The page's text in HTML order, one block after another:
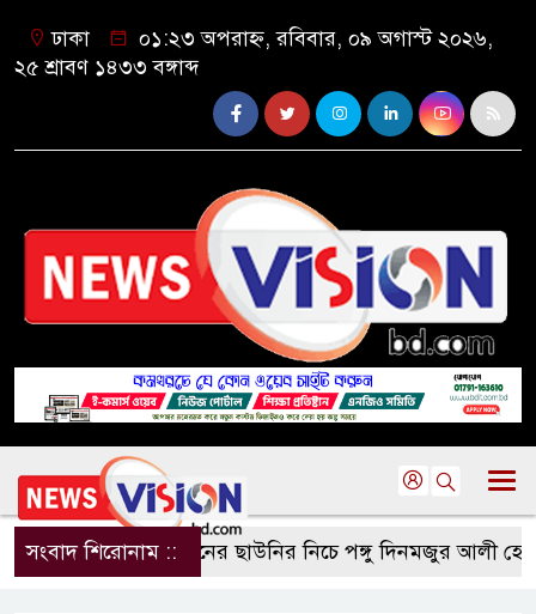
ঢাকা
০১:২৩ অপরাহ্ন, রবিবার, ০৯ অগাস্ট ২০২৬,
২৫ শ্রাবণ ১৪৩৩ বঙ্গাব্দ
সংবাদ শিরোনাম ::পলিথিনের ছাউনির নিচে পঙ্গু দিনমজুর আলী